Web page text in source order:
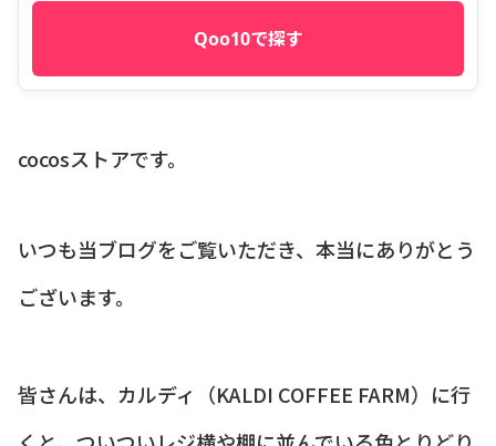
Qoo10で探す
cocosストアです。
いつも当ブログをご覧いただき、本当にありがとう
ございます。
皆さんは、カルディ（KALDI COFFEE FARM）に行